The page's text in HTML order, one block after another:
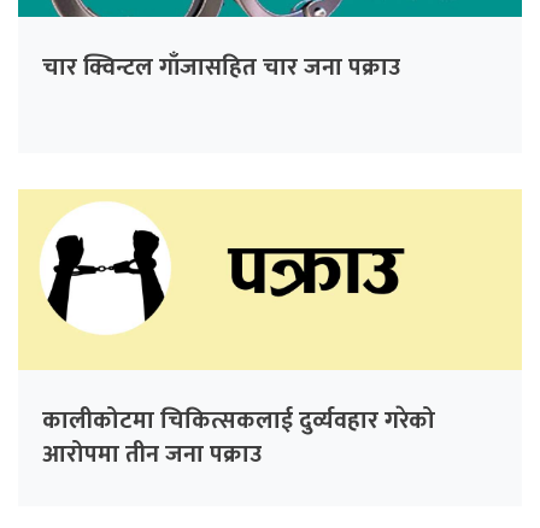
चार क्विन्टल गाँजासहित चार जना पक्राउ
कालीकोटमा चिकित्सकलाई दुर्व्यवहार गरेको
आरोपमा तीन जना पक्राउ